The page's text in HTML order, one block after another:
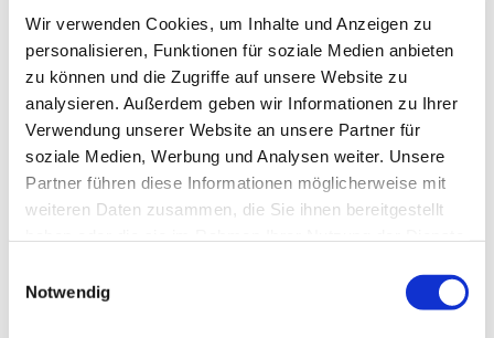
Wir verwenden Cookies, um Inhalte und Anzeigen zu
personalisieren, Funktionen für soziale Medien anbieten
zu können und die Zugriffe auf unsere Website zu
analysieren. Außerdem geben wir Informationen zu Ihrer
Verwendung unserer Website an unsere Partner für
soziale Medien, Werbung und Analysen weiter. Unsere
Partner führen diese Informationen möglicherweise mit
weiteren Daten zusammen, die Sie ihnen bereitgestellt
Notwendig